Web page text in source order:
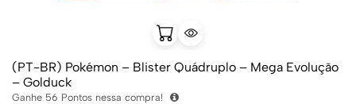
(PT-BR) Pokémon – Blister Quádruplo – Mega Evolução
– Golduck
Ganhe 56 Pontos nessa compra!